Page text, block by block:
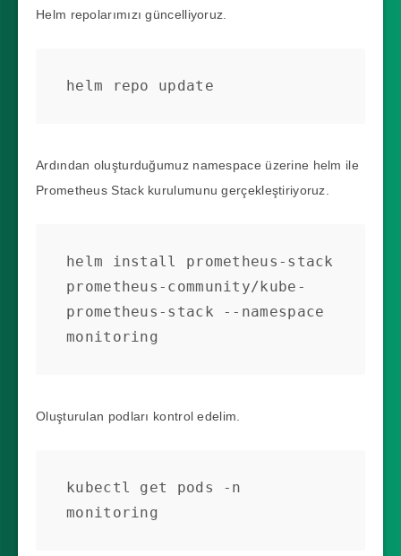
Helm repolarımızı güncelliyoruz.
helm repo update
Ardından oluşturduğumuz namespace üzerine helm ile
Prometheus Stack kurulumunu gerçekleştiriyoruz.
helm install prometheus-stack
prometheus-community/kube-
prometheus-stack --namespace
monitoring
Oluşturulan podları kontrol edelim.
kubectl get pods -n
monitoring